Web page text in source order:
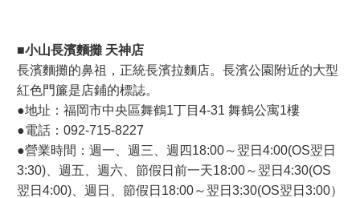
■小山長濱麵攤 天神店
長濱麵攤的鼻祖，正統長濱拉麵店。長濱公園附近的大型
紅色門簾是店鋪的標誌。
●地址：福岡市中央區舞鶴1丁目4-31 舞鶴公寓1樓
●電話：092-715-8227
●營業時間：週一、週三、週四18:00～翌日4:00(OS翌日
3:30)、週五、週六、節假日前一天18:00～翌日4:30(OS
翌日4:00)、週日、節假日18:00～翌日3:30(OS翌日3:00）